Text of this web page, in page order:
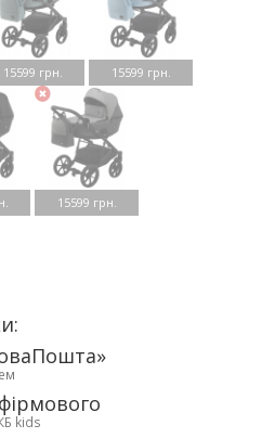
15599 грн. 15599 грн.
15599 грн.
kids